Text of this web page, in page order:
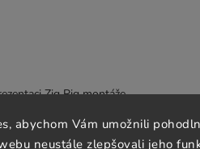
abychom Vám umožnili
neustále zlepšovali jeho
Zig Rig montáže.
vysokou mírou nasákavosti a